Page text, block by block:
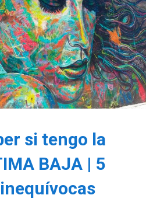
si tengo la
BAJA | 5